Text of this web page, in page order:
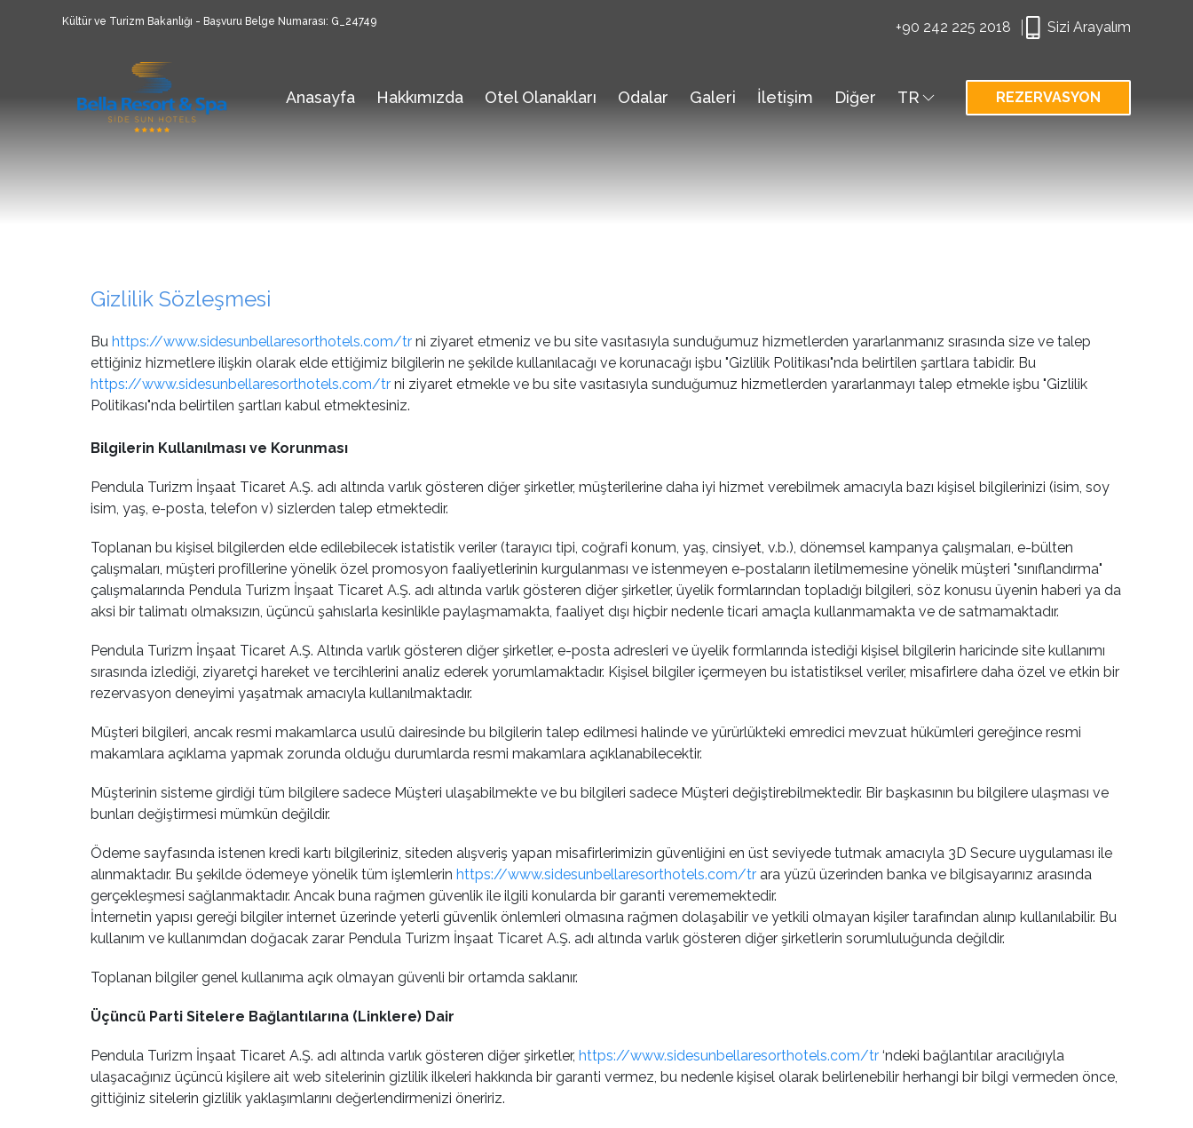
Kültür ve Turizm Bakanlığı - Başvuru Belge Numarası: G_24749 +90 242 225 2018 Sizi Arayalım
Anasayfa Hakkımızda Otel Olanakları Odalar Galeri İletişim Diğer TR REZERVASYON
Gizlilik Sözleşmesi
Bu https://www.sidesunbellaresorthotels.com/tr ni ziyaret etmeniz ve bu site vasıtasıyla sunduğumuz hizmetlerden yararlanmanız sırasında size ve talep
ettiğiniz hizmetlere ilişkin olarak elde ettiğimiz bilgilerin ne şekilde kullanılacağı ve korunacağı işbu "Gizlilik Politikası"nda belirtilen şartlara tabidir. Bu
https://www.sidesunbellaresorthotels.com/tr ni ziyaret etmekle ve bu site vasıtasıyla sunduğumuz hizmetlerden yararlanmayı talep etmekle işbu "Gizlilik
Politikası"nda belirtilen şartları kabul etmektesiniz.
Bilgilerin Kullanılması ve Korunması
Pendula Turizm İnşaat Ticaret A.Ş. adı altında varlık gösteren diğer şirketler, müşterilerine daha iyi hizmet verebilmek amacıyla bazı kişisel bilgilerinizi (isim, soy
isim, yaş, e-posta, telefon v) sizlerden talep etmektedir.
Toplanan bu kişisel bilgilerden elde edilebilecek istatistik veriler (tarayıcı tipi, coğrafi konum, yaş, cinsiyet, v.b.), dönemsel kampanya çalışmaları, e-bülten
çalışmaları, müşteri profillerine yönelik özel promosyon faaliyetlerinin kurgulanması ve istenmeyen e-postaların iletilmemesine yönelik müşteri "sınıflandırma"
çalışmalarında Pendula Turizm İnşaat Ticaret A.Ş. adı altında varlık gösteren diğer şirketler, üyelik formlarından topladığı bilgileri, söz konusu üyenin haberi ya da
aksi bir talimatı olmaksızın, üçüncü şahıslarla kesinlikle paylaşmamakta, faaliyet dışı hiçbir nedenle ticari amaçla kullanmamakta ve de satmamaktadır.
Pendula Turizm İnşaat Ticaret A.Ş. Altında varlık gösteren diğer şirketler, e-posta adresleri ve üyelik formlarında istediği kişisel bilgilerin haricinde site kullanımı
sırasında izlediği, ziyaretçi hareket ve tercihlerini analiz ederek yorumlamaktadır. Kişisel bilgiler içermeyen bu istatistiksel veriler, misafirlere daha özel ve etkin bir
rezervasyon deneyimi yaşatmak amacıyla kullanılmaktadır.
Müşteri bilgileri, ancak resmi makamlarca usulü dairesinde bu bilgilerin talep edilmesi halinde ve yürürlükteki emredici mevzuat hükümleri gereğince resmi
makamlara açıklama yapmak zorunda olduğu durumlarda resmi makamlara açıklanabilecektir.
Müşterinin sisteme girdiği tüm bilgilere sadece Müşteri ulaşabilmekte ve bu bilgileri sadece Müşteri değiştirebilmektedir. Bir başkasının bu bilgilere ulaşması ve
bunları değiştirmesi mümkün değildir.
Ödeme sayfasında istenen kredi kartı bilgileriniz, siteden alışveriş yapan misafirlerimizin güvenliğini en üst seviyede tutmak amacıyla 3D Secure uygulaması ile
alınmaktadır. Bu şekilde ödemeye yönelik tüm işlemlerin https://www.sidesunbellaresorthotels.com/tr ara yüzü üzerinden banka ve bilgisayarınız arasında
gerçekleşmesi sağlanmaktadır. Ancak buna rağmen güvenlik ile ilgili konularda bir garanti verememektedir.
İnternetin yapısı gereği bilgiler internet üzerinde yeterli güvenlik önlemleri olmasına rağmen dolaşabilir ve yetkili olmayan kişiler tarafından alınıp kullanılabilir. Bu
kullanım ve kullanımdan doğacak zarar Pendula Turizm İnşaat Ticaret A.Ş. adı altında varlık gösteren diğer şirketlerin sorumluluğunda değildir.
Toplanan bilgiler genel kullanıma açık olmayan güvenli bir ortamda saklanır.
Üçüncü Parti Sitelere Bağlantılarına (Linklere) Dair
Pendula Turizm İnşaat Ticaret A.Ş. adı altında varlık gösteren diğer şirketler, https://www.sidesunbellaresorthotels.com/tr ‘ndeki bağlantılar aracılığıyla
ulaşacağınız üçüncü kişilere ait web sitelerinin gizlilik ilkeleri hakkında bir garanti vermez, bu nedenle kişisel olarak belirlenebilir herhangi bir bilgi vermeden önce,
gittiğiniz sitelerin gizlilik yaklaşımlarını değerlendirmenizi öneririz.